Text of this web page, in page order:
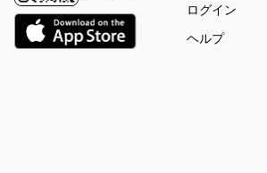
ログイン
ヘルプ